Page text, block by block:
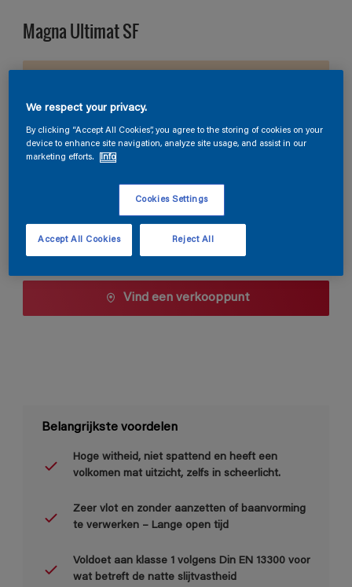
Magna Ultimat SF
Verpakkingsgrootte
Bereken
Vind een verkooppunt
Belangrijkste voordelen
Hoge witheid, niet spattend en heeft een
volkomen mat uitzicht, zelfs in scheerlicht.
Zeer vlot en zonder aanzetten of baanvorming
te verwerken – Lange open tijd
Voldoet aan klasse 1 volgens Din EN 13300 voor
wat betreft de natte slijtvastheid
We respect your privacy.
By clicking “Accept All Cookies”, you agree to the storing of cookies on your
device to enhance site navigation, analyze site usage, and assist in our
marketing efforts.
Info
Cookies Settings
Reject All
Accept All Cookies